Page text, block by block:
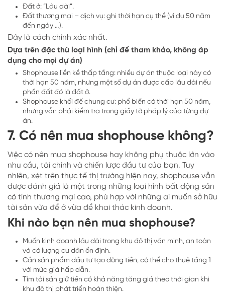
Đất ở: “Lâu dài”.
Đất thương mại – dịch vụ: ghi thời hạn cụ thể (ví dụ 50 năm
đến ngày …).
Đây là cách chính xác nhất.
Dựa trên đặc thù loại hình (chỉ để tham khảo, không áp
dụng cho mọi dự án)
Shophouse liền kề thấp tầng: nhiều dự án thuộc loại này có
thời hạn 50 năm, nhưng một số dự án được cấp lâu dài nếu
phần đất đó là đất ở.
Shophouse khối đế chung cư: phổ biến có thời hạn 50 năm,
nhưng vẫn phải kiểm tra trong giấy tờ pháp lý của từng dự
án.
7. Có nên mua shophouse không?
Việc có nên mua shophouse hay không phụ thuộc lớn vào
nhu cầu, tài chính và chiến lược đầu tư của bạn. Tuy
nhiên, xét trên thực tế thị trường hiện nay, shophouse vẫn
được đánh giá là một trong những loại hình bất động sản
có tính thương mại cao, phù hợp với những ai muốn sở hữu
tài sản vừa để ở vừa để khai thác kinh doanh.
Khi nào bạn nên mua shophouse?
Muốn kinh doanh lâu dài trong khu đô thị văn minh, an toàn
và có lượng cư dân ổn định.
Cần sản phẩm đầu tư tạo dòng tiền, có thể cho thuê tầng 1
với mức giá hấp dẫn.
Tìm tài sản giữ tiền có khả năng tăng giá theo thời gian khi
khu đô thị phát triển hoàn thiện.